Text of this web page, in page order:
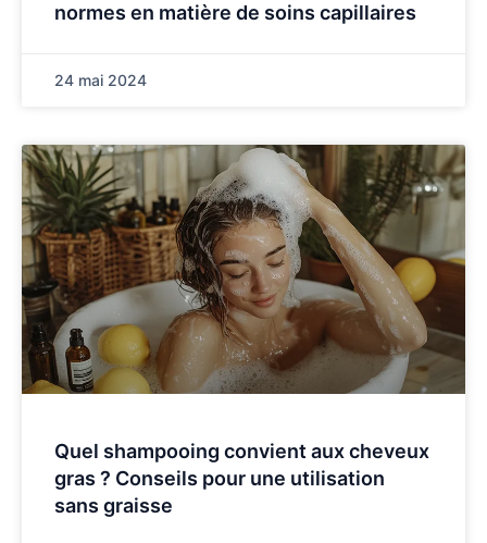
normes en matière de soins capillaires
24 mai 2024
Quel shampooing convient aux cheveux
gras ? Conseils pour une utilisation
sans graisse